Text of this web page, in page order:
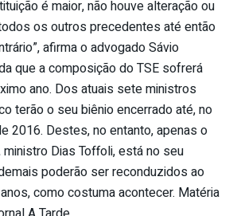
é maior, não houve alteração ou
os outros precedentes até então
afirma o advogado Sávio
que a composição do TSE sofrerá
ano. Dos atuais sete ministros
terão o seu biênio encerrado até, no
2016. Destes, no entanto, apenas o
Dias Toffoli, está no seu
poderão ser reconduzidos ao
como costuma acontecer. Matéria